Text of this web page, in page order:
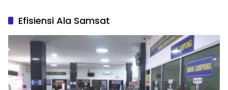
Efisiensi Ala Samsat